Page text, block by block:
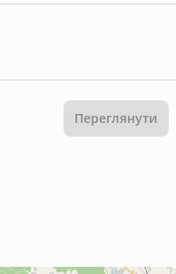
Переглянути